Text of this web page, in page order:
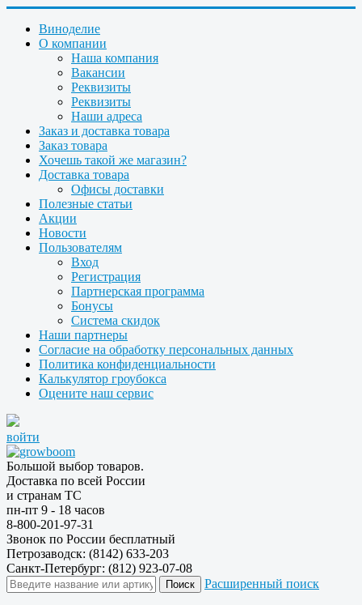
Виноделие
О компании
Наша компания
Вакансии
Реквизиты
Реквизиты
Наши адреса
Заказ и доставка товара
Заказ товара
Хочешь такой же магазин?
Доставка товара
Офисы доставки
Полезные статьи
Акции
Новости
Пользователям
Вход
Регистрация
Партнерская программа
Бонусы
Система скидок
Наши партнеры
Согласие на обработку персональных данных
Политика конфиденциальности
Калькулятор гроубокса
Оцените наш сервис
войти
Большой выбор товаров.
Доставка по всей России
и странам ТС
пн-пт 9 - 18 часов
8-800-201-97-31
Звонок по России бесплатный
Петрозаводск: (8142) 633-203
Санкт-Петербург: (812) 923-07-08
Расширенный поиск